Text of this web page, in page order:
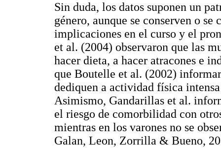
Sin duda, los datos suponen un
género, aunque se conserven o
implicaciones en el curso y el
et al. (2004) observaron que las
hacer dieta, a hacer atracones e
que Boutelle et al. (2002)
dediquen a actividad física
Asimismo, Gandarillas et al.
el riesgo de comorbilidad con
mientras en los varones no se
Galan, Leon, Zorrilla & Bueno,